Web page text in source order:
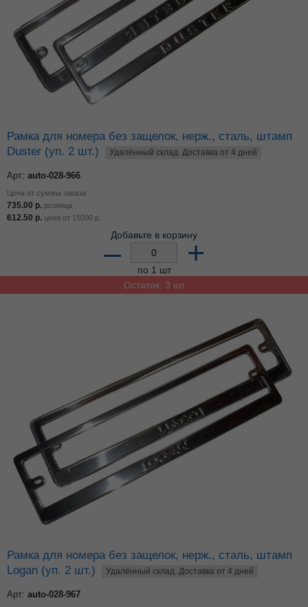
Рамка для номера без защелок, нерж., сталь, штамп
Duster (уп. 2 шт.)
Удалённый склад. Доставка от 4 дней
Арт: auto-028-966
Цена от суммы заказа
735.00 р. розница
612.50 р. цена от 15000 р.
Добавьте в корзину
– +
по 1 шт
Остаток: 3 шт
Рамка для номера без защелок, нерж., сталь, штамп
Logan (уп. 2 шт.)
Удалённый склад. Доставка от 4 дней
Арт: auto-028-967